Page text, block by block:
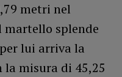
metri nel
martello splende
lui arriva la
la misura di 45,25